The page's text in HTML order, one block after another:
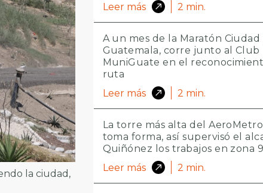
la ciudad,
Leer más
2 min.
A un mes de la Maratón Ciudad
Guatemala, corre junto al Club
MuniGuate en el
ruta
Leer más
2 min.
La torre más alta del
toma forma, así supervisó el
Quiñónez los trabajos en zona 9
Leer más
2 min.